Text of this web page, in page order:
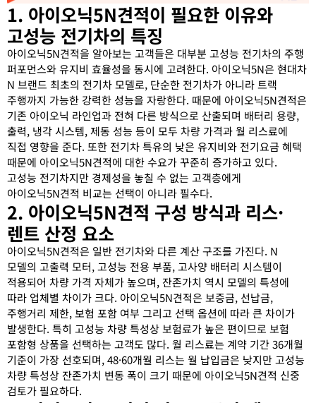
1. 아이오닉5N견적이 필요한 이유와
고성능 전기차의 특징
아이오닉5N견적을 알아보는 고객들은 대부분 고성능 전기차의 주행
퍼포먼스와 유지비 효율성을 동시에 고려한다. 아이오닉5N은 현대차
N 브랜드 최초의 전기차 모델로, 단순한 전기차가 아니라 트랙
주행까지 가능한 강력한 성능을 자랑한다. 때문에 아이오닉5N견적은
기존 아이오닉 라인업과 전혀 다른 방식으로 산출되며 배터리 용량,
출력, 냉각 시스템, 제동 성능 등이 모두 차량 가격과 월 리스료에
직접 영향을 준다. 또한 전기차 특유의 낮은 유지비와 전기요금 혜택
때문에 아이오닉5N견적에 대한 수요가 꾸준히 증가하고 있다.
고성능 전기차지만 경제성을 놓칠 수 없는 고객층에게
아이오닉5N견적 비교는 선택이 아니라 필수다.
2. 아이오닉5N견적 구성 방식과 리스·
렌트 산정 요소
아이오닉5N견적은 일반 전기차와 다른 계산 구조를 가진다. N
모델의 고출력 모터, 고성능 전용 부품, 고사양 배터리 시스템이
적용되어 차량 가격 자체가 높으며, 잔존가치 역시 모델의 특성에
따라 업체별 차이가 크다. 아이오닉5N견적은 보증금, 선납금,
주행거리 제한, 보험 포함 여부 그리고 선택 옵션에 따라 큰 차이가
발생한다. 특히 고성능 차량 특성상 보험료가 높은 편이므로 보험
포함형 상품을 선택하는 고객도 많다. 월 리스료는 계약 기간 36개월
기준이 가장 선호되며, 48·60개월 리스는 월 납입금은 낮지만 고성능
차량 특성상 잔존가치 변동 폭이 크기 때문에 아이오닉5N견적 신중
검토가 필요하다.